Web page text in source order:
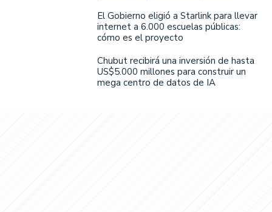
El Gobierno eligió a Starlink para llevar
internet a 6.000 escuelas públicas:
cómo es el proyecto
Chubut recibirá una inversión de hasta
US$5.000 millones para construir un
mega centro de datos de IA